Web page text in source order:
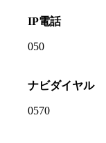
IP電話
050
ナビダイヤル
0570